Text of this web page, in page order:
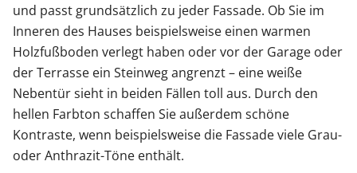
und passt grundsätzlich zu jeder Fassade. Ob Sie im
Inneren des Hauses beispielsweise einen warmen
Holzfußboden verlegt haben oder vor der Garage oder
der Terrasse ein Steinweg angrenzt – eine weiße
Nebentür sieht in beiden Fällen toll aus. Durch den
hellen Farbton schaffen Sie außerdem schöne
Kontraste, wenn beispielsweise die Fassade viele Grau-
oder Anthrazit-Töne enthält.